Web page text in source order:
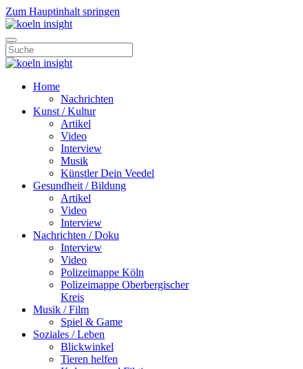
Zum Hauptinhalt springen
Home
Nachrichten
Kunst / Kultur
Artikel
Video
Interview
Musik
Künstler Dein Veedel
Gesundheit / Bildung
Artikel
Video
Interview
Nachrichten / Doku
Interview
Video
Polizeimappe Köln
Polizeimappe Oberbergischer
Kreis
Musik / Film
Spiel & Game
Soziales / Leben
Blickwinkel
Tieren helfen